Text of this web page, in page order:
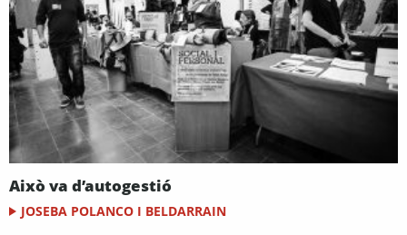
Això va d’autogestió
JOSEBA POLANCO I BELDARRAIN